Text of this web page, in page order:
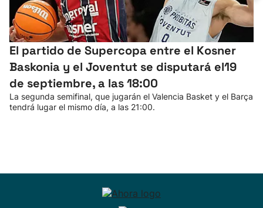
El partido de Supercopa entre el Kosner
Baskonia y el Joventut se disputará el19
de septiembre, a las 18:00
La segunda semifinal, que jugarán el Valencia Basket y el Barça
tendrá lugar el mismo día, a las 21:00.